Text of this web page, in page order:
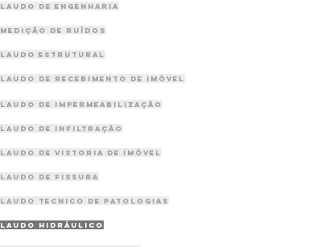
Laudo de Engenharia
Medição de Ruídos
Laudo Estrutural
Laudo de recebimento de imóvel
laudo de impermeabilização
laudo de infiltração
laudo de vistoria de imóvel
laudo de fissura
laudo tecnico de patologias
laudo hidráulico